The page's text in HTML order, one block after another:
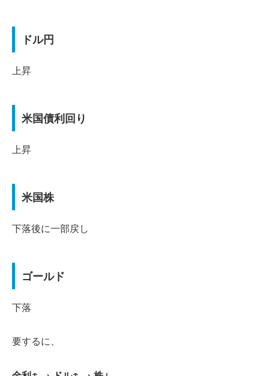
ドル円
上昇
米国債利回り
上昇
米国株
下落後に一部戻し
ゴールド
下落
要するに、